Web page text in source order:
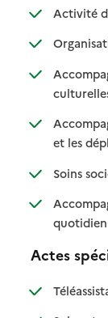
Activité
et les
Soins
Actes